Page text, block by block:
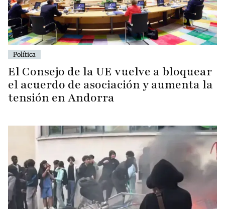
Política
El Consejo de la UE vuelve a bloquear
el acuerdo de asociación y aumenta la
tensión en Andorra